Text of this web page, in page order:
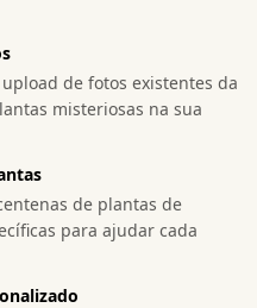
de fotos existentes da
misteriosas na sua
de plantas de
para ajudar cada